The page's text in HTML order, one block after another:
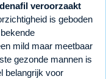
veroorzaakt
is geboden
mild maar meetbaar
gezonde mannen is
belangrijk voor